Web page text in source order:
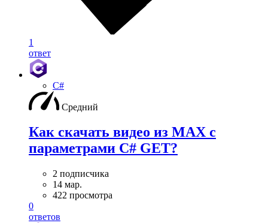
1
ответ
C#
Средний
Как скачать видео из MAX с
параметрами C# GET?
2 подписчика
14 мар.
422 просмотра
0
ответов